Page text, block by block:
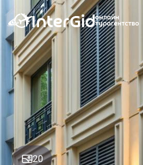
20